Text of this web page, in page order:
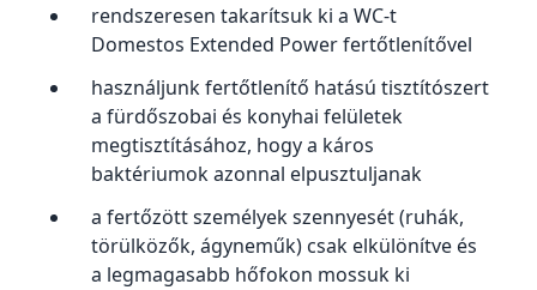
rendszeresen takarítsuk ki a WC-t
Domestos Extended Power fertőtlenítővel
használjunk fertőtlenítő hatású tisztítószert
a fürdőszobai és konyhai felületek
megtisztításához, hogy a káros
baktériumok azonnal elpusztuljanak
a fertőzött személyek szennyesét (ruhák,
törülközők, ágyneműk) csak elkülönítve és
a legmagasabb hőfokon mossuk ki